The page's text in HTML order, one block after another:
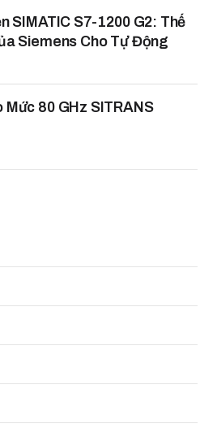
SIMATIC S7-1200 G2: Thế
Siemens Cho Tự Động
Mức 80 GHz SITRANS